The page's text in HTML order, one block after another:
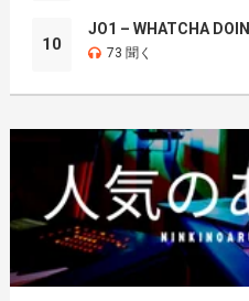
10
JO1 – WHATCHA DOIN
73 聞く